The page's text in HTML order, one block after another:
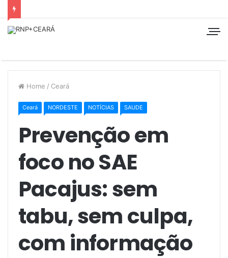
Home / Ceará
Ceará NORDESTE NOTÍCIAS SAUDE
Prevenção em
foco no SAE
Pacajus: sem
tabu, sem culpa,
com informação